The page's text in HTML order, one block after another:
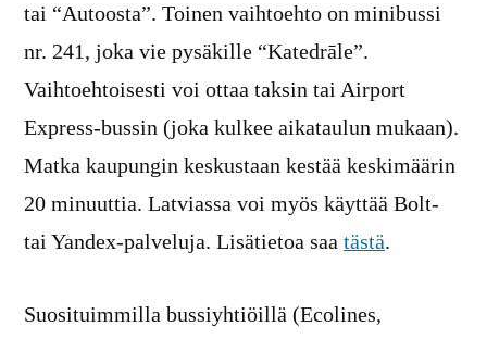
tai “Autoosta”. Toinen vaihtoehto on minibussi
nr. 241, joka vie pysäkille “Katedrāle”.
Vaihtoehtoisesti voi ottaa taksin tai Airport
Express-bussin (joka kulkee aikataulun mukaan).
Matka kaupungin keskustaan kestää keskimäärin
20 minuuttia. Latviassa voi myös käyttää Bolt-
tai Yandex-palveluja. Lisätietoa saa tästä.
Suosituimmilla bussiyhtiöillä (Ecolines,